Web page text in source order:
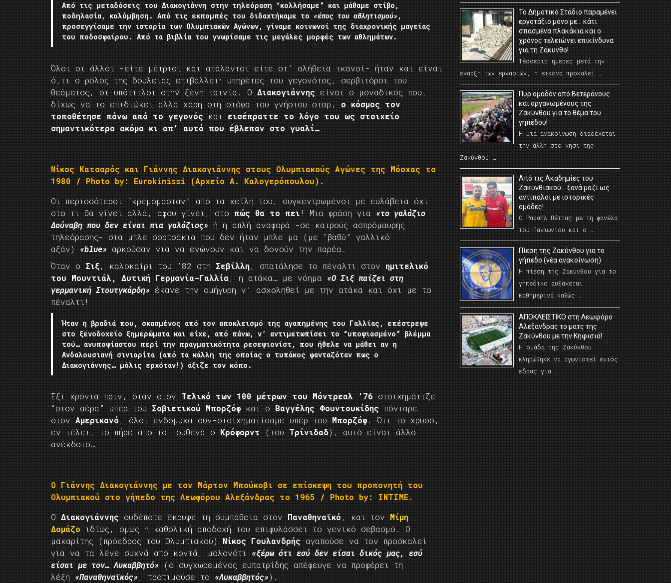
Από τις μεταδόσεις του Διακογιάννη στην τηλεόραση “κολλήσαμε” και μάθαμε στίβο,
ποδηλασία, κολύμβηση. Από τις εκπομπές του διδαχτήκαμε το «έπος του αθλητισμού» ,
προσεγγίσαμε την ιστορία των Ολυμπιακών Αγώνων, γίναμε κοινωνοί της διαχρονικής μαγείας
του ποδοσφαίρου. Από τα βιβλία του γνωρίσαμε τις μεγάλες μορφές των αθλημάτων.
Όλοι οι άλλοι -είτε μέτριοι και ατάλαντοι είτε στ’ αλήθεια ικανοί- ήταν και είναι
ό,τι ο ρόλος της δουλειάς επιβάλλει .
υπηρέτες του γεγονότος, σερβιτόροι του
θεάματος, οι υπότιτλοι στην ξένη ταινία. Ο Διακογιάννης είναι ο μοναδικός που,
δίχως να το επιδιώκει αλλά χάρη στη στόφα του γνήσιου σταρ, ο κόσμος τον
τοποθέτησε πάνω από το γεγονός και εισέπραττε το λόγο του ως στοιχείο
σημαντικότερο ακόμα κι απ’ αυτό που έβλεπαν στο γυαλί…
Νίκος Κατσαρός και Γιάννης Διακογιάννης στους Ολυμπιακούς Αγώνες της Μόσχας το
1980 / Photo by: Eurokinissi (Αρχείο Α. Καλογερόπουλου).
Οι περισσότεροι “κρεμόμασταν” από τα χείλη του, συγκεντρωμένοι με ευλάβεια όχι
στο τι θα γίνει αλλά, αφού γίνει, στο πώς θα το πει ! Μια φράση για «το γαλάζιο
Δούναβη που δεν είναι πια γαλάζιος» ή η απλή αναφορά -σε καιρούς ασπρόμαυρης
τηλεόρασης- στα μπλε σορτσάκια που δεν ήταν μπλε μα (με “βαθύ” γαλλικό
αξάν) «blue» αρκούσαν για να ενώνουν και να δονούν την παρέα.
Όταν ο Σιξ , καλοκαίρι του ’82 στη Σεβίλλη, σπατάλησε το πέναλτι στον ημιτελικό
του Μουντιάλ, Δυτική Γερμανία-Γαλλία, η ατάκα… με νόημα «Ο Σιξ παίζει στη
γερμανική Στουτγκάρδη» έκανε την ομήγυρη ν’ ασχοληθεί με την ατάκα και όχι με το
πέναλτι!
Ήταν η βραδιά που, σκασμένος από τον αποκλεισμό της αγαπημένης του Γαλλίας, επέστρεψε
στο ξενοδοχείο ξημερώματα και είχε, από πάνω, ν’ αντιμετωπίσει το “υποψιασμένο” βλέμμα
τού… ανυποψίαστου περί την πραγματικότητα ρεσεψιονίστ, που ήθελε να μάθει αν η
Ανδαλουσιανή σινιορίτα (από τα κάλλη της οποίας ο τυπάκος φανταζόταν πως ο
Διακογιάννης… μόλις ερχόταν!) άξιζε τον κόπο.
Έξι χρόνια πριν, όταν στον Τελικό των 100 μέτρων του Μόντρεαλ ’76 στοιχημάτιζε
“στον αέρα” υπέρ του Σοβιετικού Μπορζόφκαι ο Βαγγέλης Φουντουκίδης πόνταρε
στον Αμερικανό , όλοι ενδόμυχα συν-στοιχηματίσαμε υπέρ του Μπορζόφ. Ότι το χρυσό,
εν τέλει, το πήρε από το πουθενά ο Κρόφορντ (του Τρίνιδαδ), αυτό είναι άλλο
ανέκδοτο…
Ο Γιάννης Διακογιάννης με τον Μάρτον Μπούκοβι σε επίσκεψη του προπονητή του
Ολυμπιακού στο γήπεδο της Λεωφόρου Αλεξάνδρας το 1965 / Photo by: INTIME.
Ο Διακογιάννης ουδέποτε έκρυψε τη συμπάθεια στον Παναθηναϊκό , και τον Μίμη
Δομάζο ιδίως, όμως η καθολική αποδοχή του επιφυλάσσει το γενικό σεβασμό. Ο
μακαρίτης (πρόεδρος του Ολυμπιακού) Νίκος Γουλανδρής αγαπούσε να τον προσκαλεί
για να τα λένε συχνά από κοντά, μολονότι «ξέρω ότι εσύ δεν είσαι δικός μας, εσύ
είσαι με τον… Λυκαββητό» (ο συγχωρεμένος ευπατρίδης απέφευγε να προφέρει τη
λέξη «Παναθηναϊκός» , προτιμούσε το «Λυκαββητός»).
Το Δημοτικό Στάδιο παραμένει
εργοτάξιο μόνο με… κάτι
σπασμένα πλακάκια και ο
χρόνος τελειώνει επικίνδυνα
για τη Ζάκυνθο!
Τέσσερις ημέρες μετά την
έναρξη των εργασιών, η εικόνα προκαλεί …
Πυρ ομαδόν από Βετεράνους
και οργανωμένους της
Ζακύνθου για το θέμα του
γηπέδου!
Η μια ανακοίνωση διαδέχεται
την άλλη στο νησί της
Ζακύνθου …
Από τις Ακαδημίες του
Ζακυνθιακού… ξανά μαζί ως
αντίπαλοι με ιστορικές
ομάδες!
Ο Ραφαήλ Πέττας με τη φανέλα
του Πανιωνίου και ο …
Πίεση της Ζακύνθου για το
γήπεδο (νέα ανακοίνωση)
Η πίεση της Ζακύνθου για το
γηπεδικο αυξάνεται
καθημερινά καθώς …
AΠΟΚΛΕΙΣΤΙΚΟ στη Λεωφόρο
Αλεξάνδρας το ματς της
Ζακύνθου με την Κηφισιά!
Η ομάδα της Ζακύνθου
κληρώθηκε να αγωνιστεί εντός
έδρας για …